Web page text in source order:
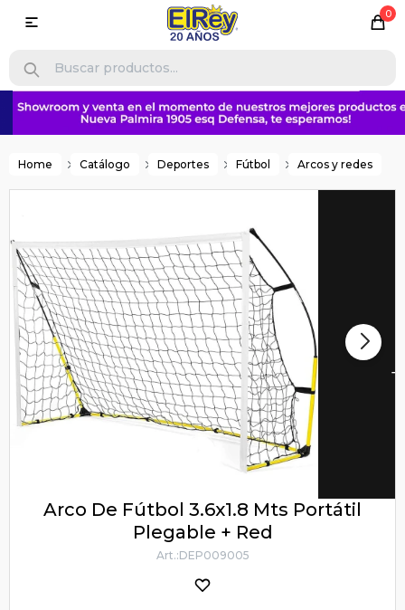
0

Home Catálogo Deportes Fútbol Arcos y redes
Arco De Fútbol 3.6x1.8 Mts Portátil
Plegable + Red
DEP009005